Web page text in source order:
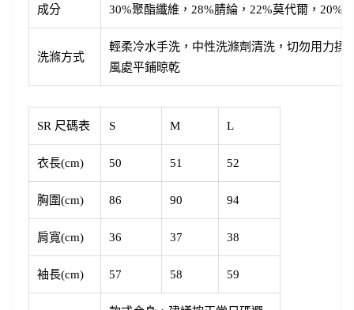
成分 30%聚酯纖維，28%腈綸，22%莫代爾，20%
洗滌方式
輕柔冷水手洗，中性洗滌劑清洗，切勿用力揉
風處平鋪晾乾
SR 尺碼表 S M L
衣長(cm) 50 51 52
胸圍(cm) 86 90 94
肩寬(cm) 36 37 38
袖長(cm) 57 58 59